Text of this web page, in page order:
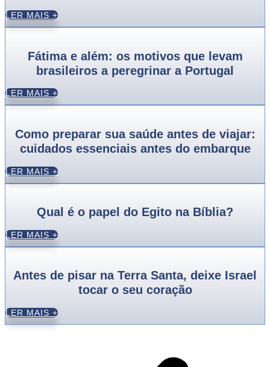
LER MAIS +
Fátima e além: os motivos que levam
brasileiros a peregrinar a Portugal
LER MAIS +
Como preparar sua saúde antes de viajar:
cuidados essenciais antes do embarque
LER MAIS +
Qual é o papel do Egito na Bíblia?
LER MAIS +
Antes de pisar na Terra Santa, deixe Israel
tocar o seu coração
LER MAIS +